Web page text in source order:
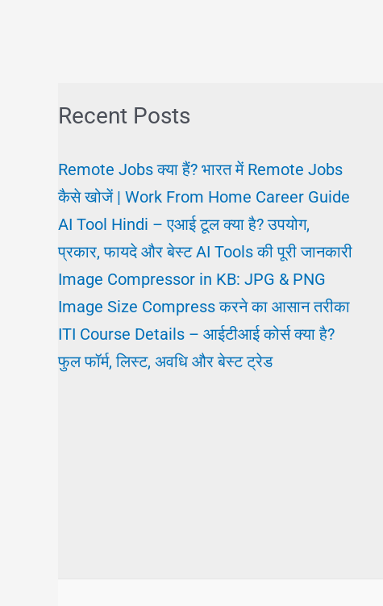
Recent Posts
Remote Jobs क्या हैं? भारत में Remote Jobs
कैसे खोजें | Work From Home Career Guide
AI Tool Hindi – एआई टूल क्या है? उपयोग,
प्रकार, फायदे और बेस्ट AI Tools की पूरी जानकारी
Image Compressor in KB: JPG & PNG
Image Size Compress करने का आसान तरीका
ITI Course Details – आईटीआई कोर्स क्या है?
फुल फॉर्म, लिस्ट, अवधि और बेस्ट ट्रेड